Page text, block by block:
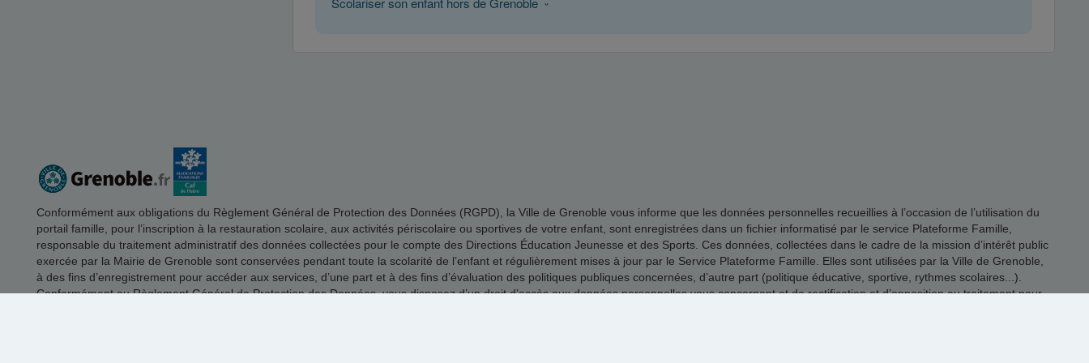
Conformément aux obligations du Règlement Général de Protection des Données (RGPD), la Ville de Grenoble vous informe que les données personnelles recueillies à l’occasion de l’utilisation du
portail famille, pour l’inscription à la restauration scolaire, aux activités périscolaire ou sportives de votre enfant, sont enregistrées dans un fichier informatisé par le service Plateforme Famille,
responsable du traitement administratif des données collectées pour le compte des Directions Éducation Jeunesse et des Sports. Ces données, collectées dans le cadre de la mission d’intérêt public
exercée par la Mairie de Grenoble sont conservées pendant toute la scolarité de l’enfant et régulièrement mises à jour par le Service Plateforme Famille. Elles sont utilisées par la Ville de Grenoble,
à des fins d’enregistrement pour accéder aux services, d’une part et à des fins d’évaluation des politiques publiques concernées, d’autre part (politique éducative, sportive, rythmes scolaires...).
Conformément au Règlement Général de Protection des Données, vous disposez d’un droit d’accès aux données personnelles vous concernant et de rectification et d’opposition au traitement pour